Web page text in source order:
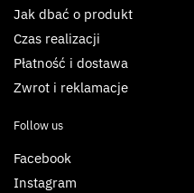
Jak dbać o produkt
Czas realizacji
Płatność i dostawa
Zwrot i reklamacje
Follow us
Facebook
Instagram